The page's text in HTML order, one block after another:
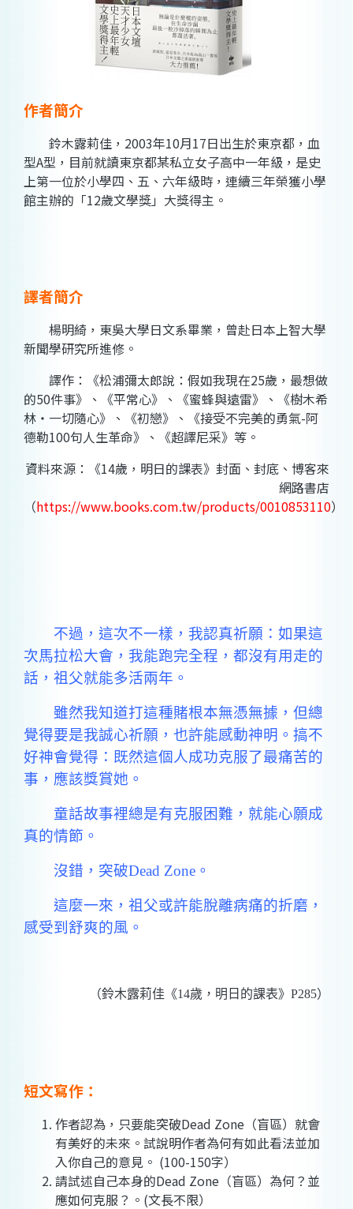
作者簡介
鈴木露莉佳，2003年10月17日出生於東京都，血
型A型，目前就讀東京都某私立女子高中一年級，是史
上第一位於小學四、五、六年級時，連續三年榮獲小學
館主辦的「12歲文學獎」大獎得主。
譯者簡介
楊明綺，東吳大學日文系畢業，曾赴日本上智大學
新聞學研究所進修。
譯作：《松浦彌太郎說：假如我現在25歲，最想做
的50件事》、《平常心》、《蜜蜂與遠雷》、《樹木希
林‧一切隨心》、《初戀》、《接受不完美的勇氣-阿
德勒100句人生革命》、《超譯尼采》等。
資料來源：《14歲，明日的課表》封面、封底、博客來
網路書店
（https://www.books.com.tw/products/0010853110）
不過，這次不一樣，我認真祈願：如果這
次馬拉松大會，我能跑完全程，都沒有用走的
話，祖父就能多活兩年。
雖然我知道打這種賭根本無憑無據，但總
覺得要是我誠心祈願，也許能感動神明。搞不
好神會覺得：既然這個人成功克服了最痛苦的
事，應該獎賞她。
童話故事裡總是有克服困難，就能心願成
真的情節。
沒錯，突破Dead Zone。
這麼一來，祖父或許能脫離病痛的折磨，
感受到舒爽的風。
（鈴木露莉佳《14歲，明日的課表》P285）
短文寫作：
作者認為，只要能突破Dead Zone（盲區）就會
有美好的未來。試說明作者為何有如此看法並加
入你自己的意見。 (100-150字）
請試述自己本身的Dead Zone（盲區）為何？並
應如何克服？。(文長不限）